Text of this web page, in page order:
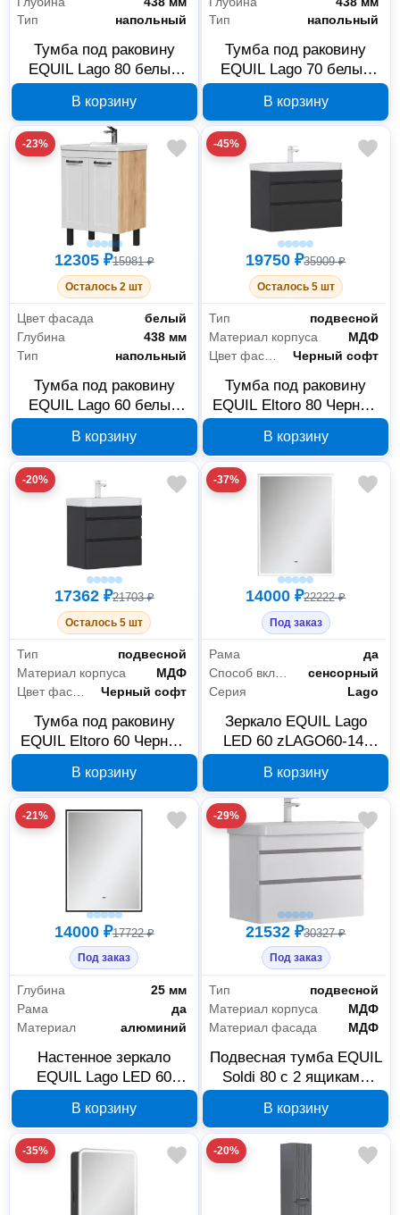
Тип
напольный
Тумба под раковину
EQUIL Lago 80 белый
В корзину
Тип
напольный
Тумба под раковину
EQUIL Lago 70 белый
В корзину
-23%
12305 ₽15981 ₽
Осталось 2 шт
Цвет фасада
белый
Глубина
438 мм
Тип
напольный
Тумба под раковину
EQUIL Lago 60 белый
В корзину
-45%
19750 ₽35909 ₽
Осталось 5 шт
Тип
подвесной
Материал корпуса
МДФ
Цвет фасада
Черный софт
Тумба под раковину
EQUIL Eltoro 80 Черный
В корзину
-20%
17362 ₽21703 ₽
Осталось 5 шт
Тип
подвесной
Материал корпуса
МДФ
Черный софт
Тумба под раковину
EQUIL Eltoro 60 Черный
В корзину
-37%
14000 ₽22222 ₽
Под заказ
Рама
да
Способ включения
сенсорный
Серия
Lago
Зеркало EQUIL Lago
LED 60 zLAGO60-14,
В корзину
-21%
14000 ₽17722 ₽
Под заказ
Глубина
25 мм
Рама
да
Материал
алюминий
Настенное зеркало
EQUIL Lago LED 60
В корзину
-29%
21532 ₽30327 ₽
Под заказ
Тип
подвесной
Материал корпуса
МДФ
Материал фасада
МДФ
Подвесная тумба EQUIL
Soldi 80 с 2 ящиками
tpSOLDI80.2Y-04
В корзину
-35% -20%